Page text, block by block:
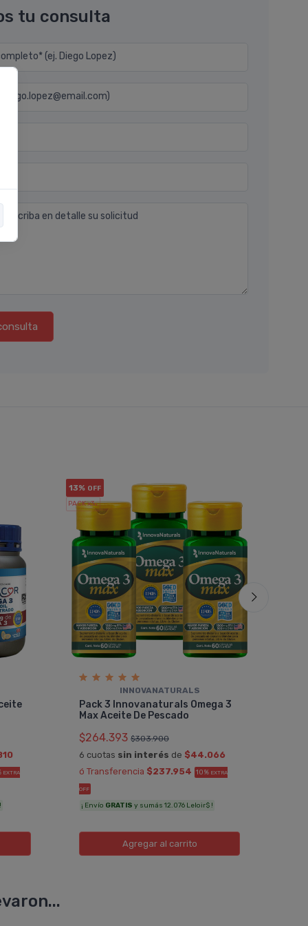
tu consulta
(ej. Diego Lopez)
diego.lopez@email.com)
describa en detalle su solicitud
EXTRA
13% OFF
PACK x3u.
INNOVANATURALS
Pack 3 Innovanaturals Omega 3
Max Aceite De Pescado
$264.393 $303.900
6 cuotas sin interés de $44.066
ó Transferencia $237.954 10% EXTRA
OFF
¡ Envío GRATIS y sumás 12.076 Leloir$ !
Agregaral carrito